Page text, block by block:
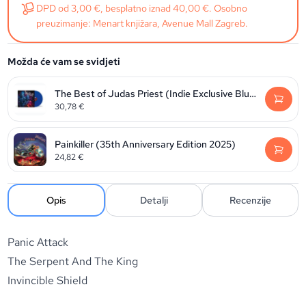
DPD od 3,00 €, besplatno iznad 40,00 €. Osobno
preuzimanje: Menart knjižara, Avenue Mall Zagreb.
Možda će vam se svidjeti
The Best of Judas Priest (Indie Exclusive Blue Vinyl edition)
30,78€
Painkiller (35th Anniversary Edition 2025)
24,82€
Opis Detalji Recenzije
Panic Attack
The Serpent And The King
Invincible Shield